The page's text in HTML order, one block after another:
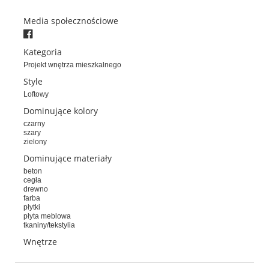
Media społecznościowe
Kategoria
Projekt wnętrza mieszkalnego
Style
Loftowy
Dominujące kolory
czarny
szary
zielony
Dominujące materiały
beton
cegła
drewno
farba
płytki
płyta meblowa
tkaniny/tekstylia
Wnętrze